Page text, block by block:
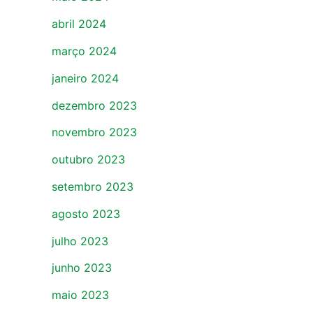
abril 2024
março 2024
janeiro 2024
dezembro 2023
novembro 2023
outubro 2023
setembro 2023
agosto 2023
julho 2023
junho 2023
maio 2023